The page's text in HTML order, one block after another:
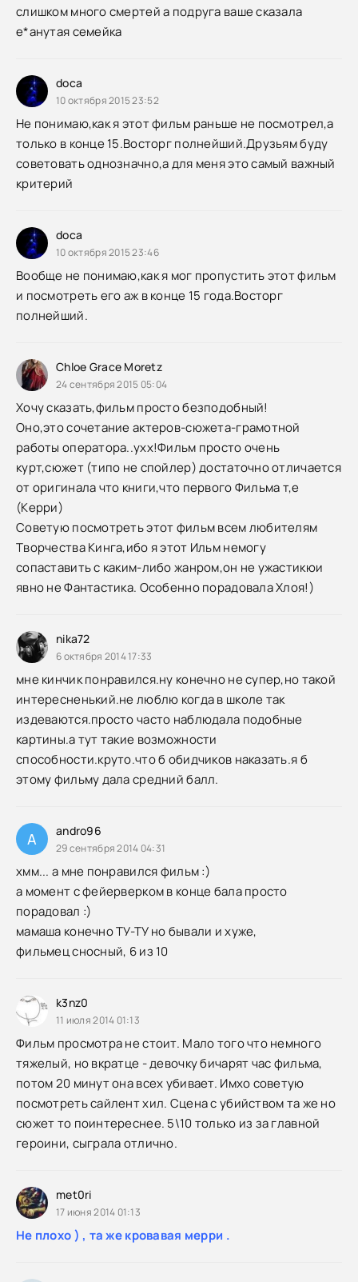
слишком много смертей а подруга ваше сказала
е*анутая семейка
doca
10 октября 2015 23:52
Не понимаю,как я этот фильм раньше не посмотрел,а
только в конце 15.Восторг полнейший.Друзьям буду
советовать однозначно,а для меня это самый важный
критерий
doca
10 октября 2015 23:46
Вообще не понимаю,как я мог пропустить этот фильм
и посмотреть его аж в конце 15 года.Восторг
полнейший.
Chloe Grace Moretz
24 сентября 2015 05:04
Хочу сказать,фильм просто безподобный!
Оно,это сочетание актеров-сюжета-грамотной
работы оператора..ухх!Фильм просто очень
курт,сюжет (типо не спойлер) достаточно отличается
от оригинала что книги,что первого Фильма т,е
(Керри)
Советую посмотреть этот фильм всем любителям
Творчества Кинга,ибо я этот Ильм немогу
сопаставить с каким-либо жанром,он не ужастикюи
явно не Фантастика. Особенно порадовала Хлоя!)
nika72
6 октября 2014 17:33
мне кинчик понравился.ну конечно не супер,но такой
интересненький.не люблю когда в школе так
издеваются.просто часто наблюдала подобные
картины.а тут такие возможности
способности.круто.что б обидчиков наказать.я б
этому фильму дала средний балл.
A andro96
29 сентября 2014 04:31
хмм... а мне понравился фильм :)
а момент с фейерверком в конце бала просто
порадовал :)
мамаша конечно ТУ-ТУ но бывали и хуже,
фильмец сносный, 6 из 10
k3nz0
11 июля 2014 01:13
Фильм просмотра не стоит. Мало того что немного
тяжелый, но вкратце - девочку бичарят час фильма,
потом 20 минут она всех убивает. Имхо советую
посмотреть сайлент хил. Сцена с убийством та же но
сюжет то поинтереснее. 5\10 только из за главной
героини, сыграла отлично.
met0ri
17 июня 2014 01:13
Не плохо ) , та же кровавая мерри .